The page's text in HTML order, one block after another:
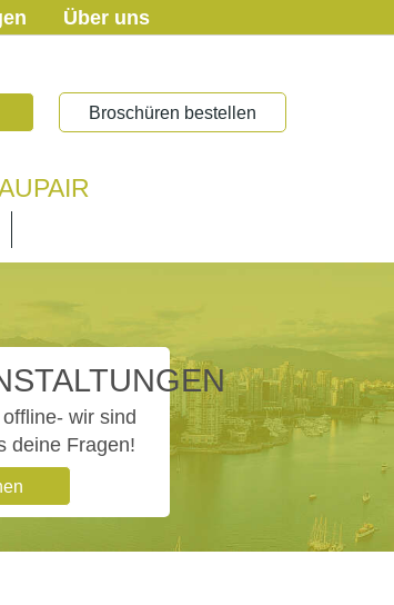
Über uns
Broschüren bestellen
wir sind
deine Fragen!